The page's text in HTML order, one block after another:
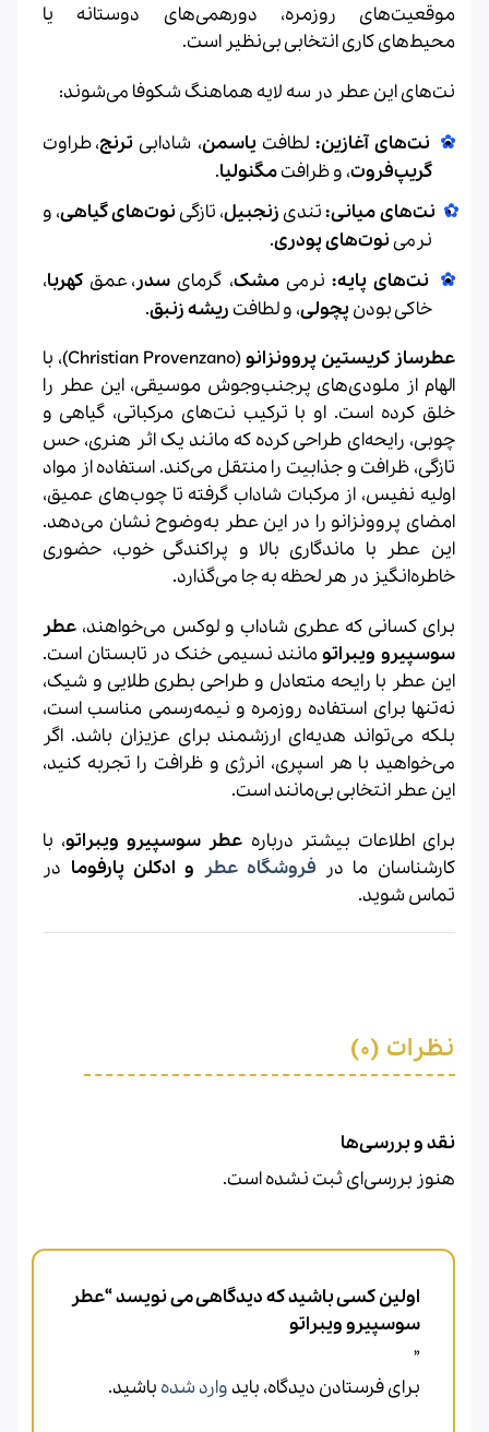
موقعیت‌های روزمره، دورهمی‌های دوستانه یا
محیط‌های کاری انتخابی بی‌نظیر است.
نت‌های این عطر در سه لایه هماهنگ شکوفا می‌شوند:
نت‌های آغازین: لطافتیاسمن، شادابی ترنج، طراوت
گریپ‌فروت، و ظرافتمگنولیا.
نت‌های میانی:تندی زنجبیل، تازگینوت‌های گیاهی، و
نرمینوت‌های پودری.
نت‌های پایه: نرمیمشک، گرمای سدر ، عمق کهربا،
خاکی بودنپچولی، و لطافت ریشه زنبق.
عطرساز کریستین پروونزانو
(Christian Provenzano)، با
الهام از ملودی‌های پرجنب‌وجوش موسیقی، این عطر را
خلق کرده است. او با ترکیب نت‌های مرکباتی، گیاهی و
چوبی، رایحه‌ای طراحی کرده که مانند یک اثر هنری، حس
تازگی، ظرافت و جذابیت را منتقل می‌کند. استفاده از مواد
اولیه نفیس، از مرکبات شاداب گرفته تا چوب‌های عمیق،
امضای پروونزانو را در این عطر به‌وضوح نشان می‌دهد.
این عطر با ماندگاری بالا و پراکندگی خوب، حضوری
خاطره‌انگیز در هر لحظه به جا می‌گذارد.
برای کسانی که عطری شاداب و لوکس می‌خواهند، عطر
سوسپیرو ویبراتومانند نسیمی خنک در تابستان است.
این عطر با رایحه متعادل و طراحی بطری طلایی و شیک،
نه‌تنها برای استفاده روزمره و نیمه‌رسمی مناسب است،
بلکه می‌تواند هدیه‌ای ارزشمند برای عزیزان باشد. اگر
می‌خواهید با هر اسپری، انرژی و ظرافت را تجربه کنید،
این عطر انتخابی بی‌مانند است.
برای اطلاعات بیشتر درباره عطر سوسپیرو ویبراتو، با
کارشناسان ما در فروشگاه عطر و ادکلن پارفوما در
تماس شوید.
نظرات (0)
نقد و بررسی‌ها
هنوز بررسی‌ای ثبت نشده است.
اولین کسی باشید که دیدگاهی می نویسد “عطر
سوسپیرو ویبراتو
”
برای فرستادن دیدگاه، باید وارد شده باشید.